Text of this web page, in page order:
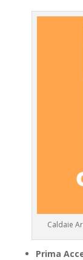
Caldaie
Prima